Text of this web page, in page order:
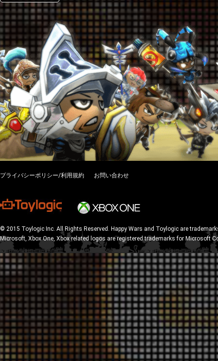
プライバシーポリシー/利用規約 お問い合わせ
© 2015 Toylogic Inc. All Rights Reserved. Happy Wars and Toylogic are
Microsoft, Xbox One, Xbox related logos are registered trademarks for Microsoft